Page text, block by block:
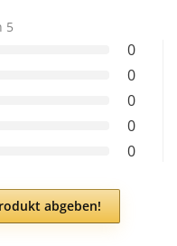
5
0
0
0
0
0
abgeben!